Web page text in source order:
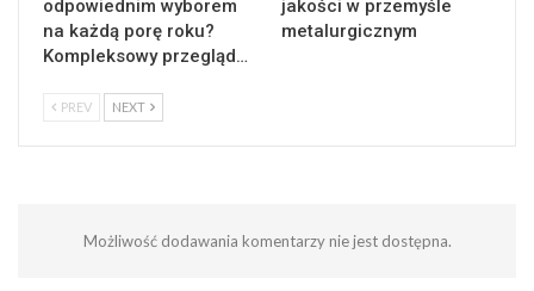
odpowiednim wyborem
na każdą porę roku?
Kompleksowy przegląd…
jakości w przemyśle
metalurgicznym
PREV NEXT
Możliwość dodawania komentarzy nie jest dostępna.